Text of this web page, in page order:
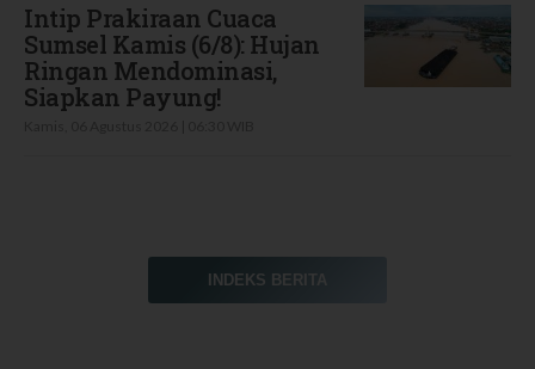
Intip Prakiraan Cuaca
Sumsel Kamis (6/8): Hujan
Ringan Mendominasi,
Siapkan Payung!
INDEKS BERITA